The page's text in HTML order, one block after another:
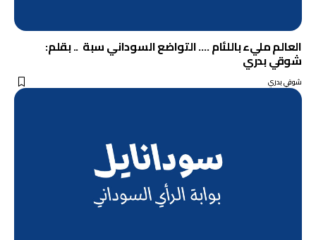
العالم مليء باللئام …. التواضع السوداني سبة .. بقلم:
شوقي بدري
شوقي بدري